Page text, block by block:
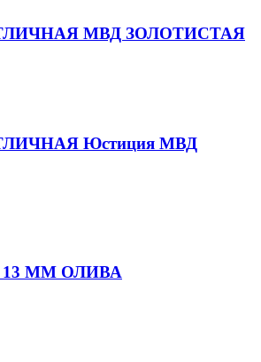
МВД ЗОЛОТИСТАЯ
Юстиция МВД
ММ ОЛИВА